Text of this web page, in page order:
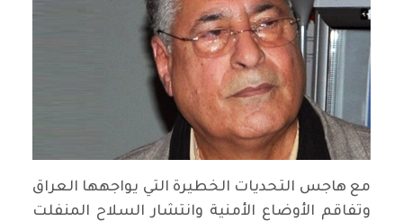
مع هاجس التحديات الخطيرة التي يواجهها العراق
وتفاقم الأوضاع الأمنية وانتشار السلاح المنفلت